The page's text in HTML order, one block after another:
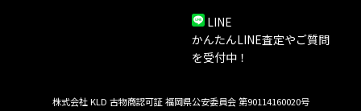
LINE
かんたんLINE査定やご質問
を受付中！
株式会社 KLD 古物商認可証 福岡県公安委員会 第90114160020号